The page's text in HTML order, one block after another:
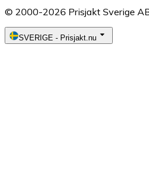
© 2000-2026 Prisjakt Sverige
SVERIGE - Prisjakt.nu